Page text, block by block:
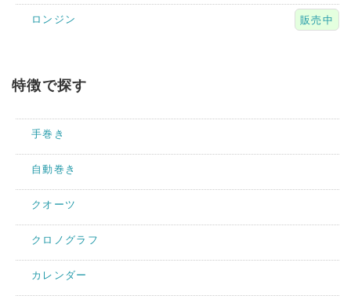
ロンジン 販売中
特徴で探す
手巻き
自動巻き
クオーツ
クロノグラフ
カレンダー